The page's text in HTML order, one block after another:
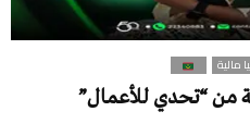
مالية